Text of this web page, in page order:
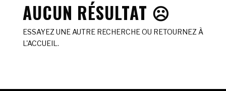
AUCUN RÉSULTAT ☹️
ESSAYEZ UNE AUTRE RECHERCHE OU RETOURNEZ À
L'ACCUEIL.